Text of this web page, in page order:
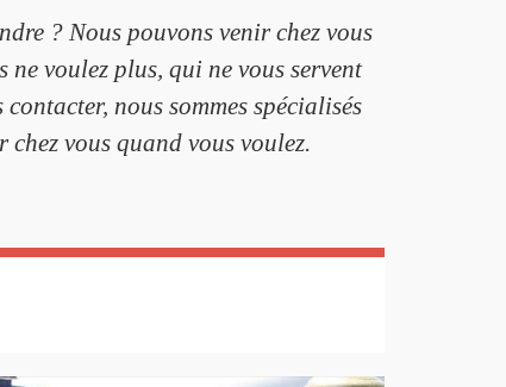
? Nous pouvons venir chez vous
ne voulez plus, qui ne vous servent
nous sommes spécialisés
vous quand vous voulez.